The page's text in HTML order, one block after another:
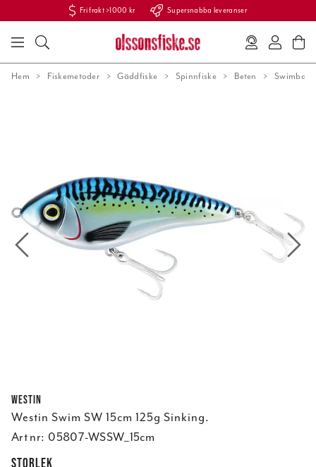
Fri frakt >1000 kr Supersnabba leveranser
Hem Fiskemetoder Gäddfiske Spinnfiske Beten Swimbaits
Westin
Westin Swim SW 15cm 125g Sinking.
Art nr: 05807-WSSW_15cm
STORLEK